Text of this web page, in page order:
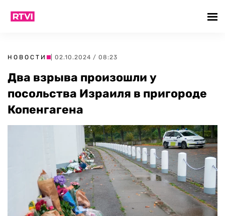
НОВОСТИ | 02.10.2024 / 08:23
Два взрыва произошли у
посольства Израиля в пригороде
Копенгагена